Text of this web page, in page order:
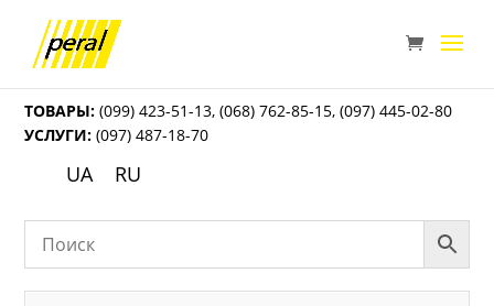
ТОВАРЫ: (099) 423-51-13,(068) 762-85-15,(097) 445-02-80
УСЛУГИ: (097) 487-18-70
UA RU